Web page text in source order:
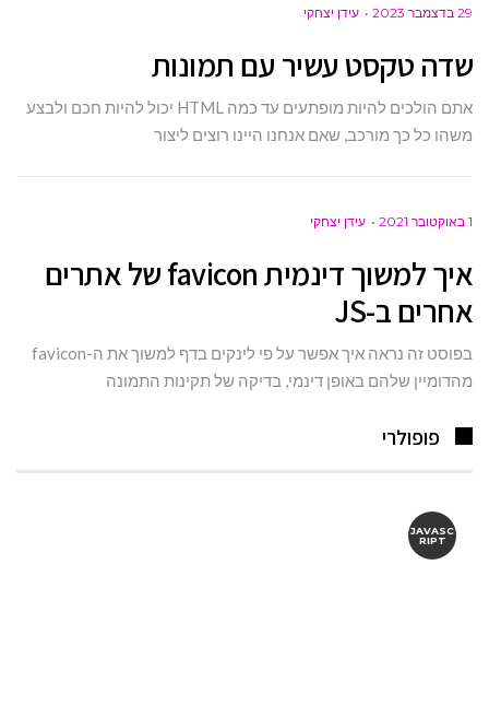
29 בדצמבר 2023 עידן יצחקי
שדה טקסט עשיר עם תמונות
אתם הולכים להיות מופתעים עד כמה HTML יכול להיות חכם ולבצע
משהו כל כך מורכב, שאם אנחנו היינו רוצים ליצור
1 באוקטובר 2021 עידן יצחקי
איך למשוך דינמית favicon של אתרים
אחרים ב-JS
בפוסט זה נראה איך אפשר על פי לינקים בדף למשוך את ה-favicon
מהדומיין שלהם באופן דינמי, בדיקה של תקינות התמונה
פופולרי
JAVASC
RIPT